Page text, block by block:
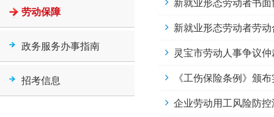
劳动保障
政务服务办事指南
招考信息
新就业形态劳动者劳
灵宝市劳动人事争议
《工伤保险条例》颁
企业劳动用工风险防